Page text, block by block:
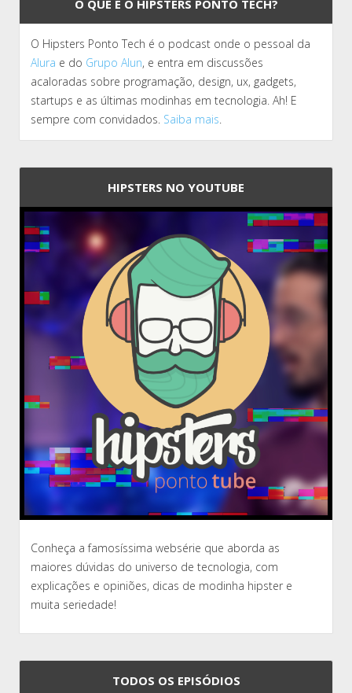
O QUE É O HIPSTERS PONTO TECH?
O Hipsters Ponto Tech é o podcast onde o pessoal da
Alura e do Grupo Alun, e entra em discussões
acaloradas sobre programação, design, ux, gadgets,
startups e as últimas modinhas em tecnologia. Ah! E
sempre com convidados. Saiba mais
HIPSTERS NO YOUTUBE
Conheça a famosíssima websérie que aborda as
maiores dúvidas do universo de tecnologia, com
explicações e opiniões, dicas de modinha hipster e
muita seriedade!
TODOS OS EPISÓDIOS